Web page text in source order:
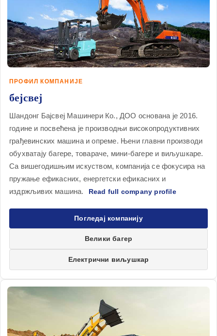
ПРОФИЛ КОМПАНИЈЕ
бејсвеј
Шандонг Бајсвеј Машинери Ко., ДОО основана је 2016.
године и посвећена је производњи високопродуктивних
грађевинских машина и опреме. Њени главни производи
обухватају багере, товараче, мини-багере и виљушкаре.
Са вишегодишњим искуством, компанија се фокусира на
пружање ефикасних, енергетски ефикасних и
издржљивих машина.
Погледај компанију
Велики багер
Електрични виљушкар